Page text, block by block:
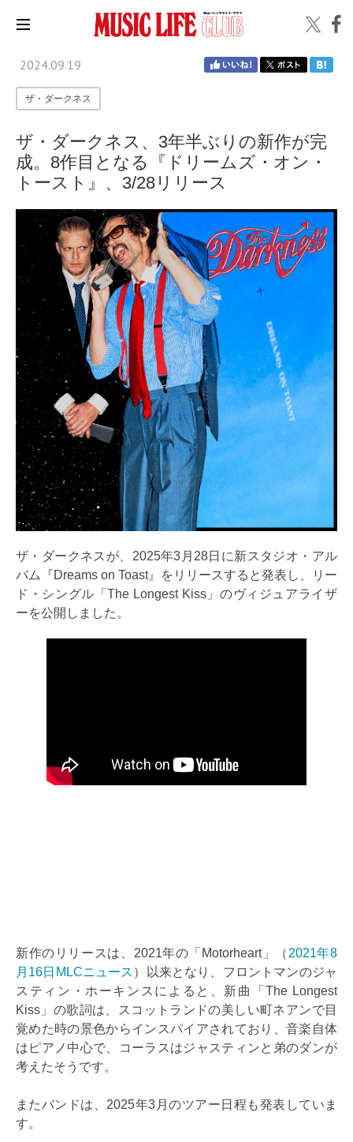
2024.09.19
ザ・ダークネス
ザ・ダークネス、3年半ぶりの新作が完
成。8作目となる『ドリームズ・オン・
トースト』、3/28リリース
ザ・ダークネスが、2025年3月28日に新スタジオ・アル
バム『Dreams on Toast』をリリースすると発表し、リー
ド・シングル「The Longest Kiss」のヴィジュアライザ
ーを公開しました。
新作のリリースは、2021年の「Motorheart」（ 2021年8
月16日MLCニュース ）以来となり、フロントマンのジャ
スティン・ホーキンスによると、新曲「The Longest
Kiss」の歌詞は、スコットランドの美しい町ネアンで目
覚めた時の景色からインスパイアされており、音楽自体
はピアノ中心で、コーラスはジャスティンと弟のダンが
考えたそうです。
またバンドは、2025年3月のツアー日程も発表していま
す。